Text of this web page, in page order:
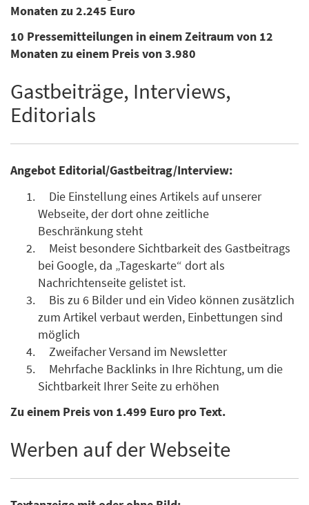
Monaten zu 2.245 Euro
10 Pressemitteilungen in einem Zeitraum von 12
Monaten zu einem Preis von 3.980
Gastbeiträge, Interviews,
Editorials
Angebot Editorial/Gastbeitrag/Interview:
Die Einstellung eines Artikels auf unserer
Webseite, der dort ohne zeitliche
Beschränkung steht
Meist besondere Sichtbarkeit des Gastbeitrags
bei Google, da „Tageskarte“ dort als
Nachrichtenseite gelistet ist.
Bis zu 6 Bilder und ein Video können zusätzlich
zum Artikel verbaut werden, Einbettungen sind
möglich
Zweifacher Versand im Newsletter
Mehrfache Backlinks in Ihre Richtung, um die
Sichtbarkeit Ihrer Seite zu erhöhen
Zu einem Preis von 1.499 Euro pro Text.
Werben auf der Webseite